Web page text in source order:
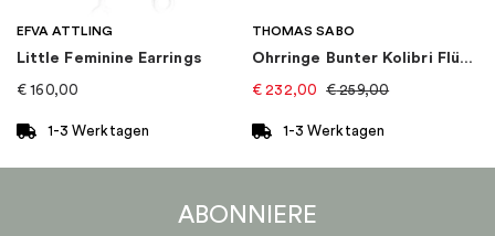
EFVA ATTLING
Little Feminine Earrings
€ 160,00
1-3 Werktagen
THOMAS SABO
Ohrringe Bunter Kolibri Flügel Silber
€ 232,00 €259,00
1-3 Werktagen
ABONNIERE